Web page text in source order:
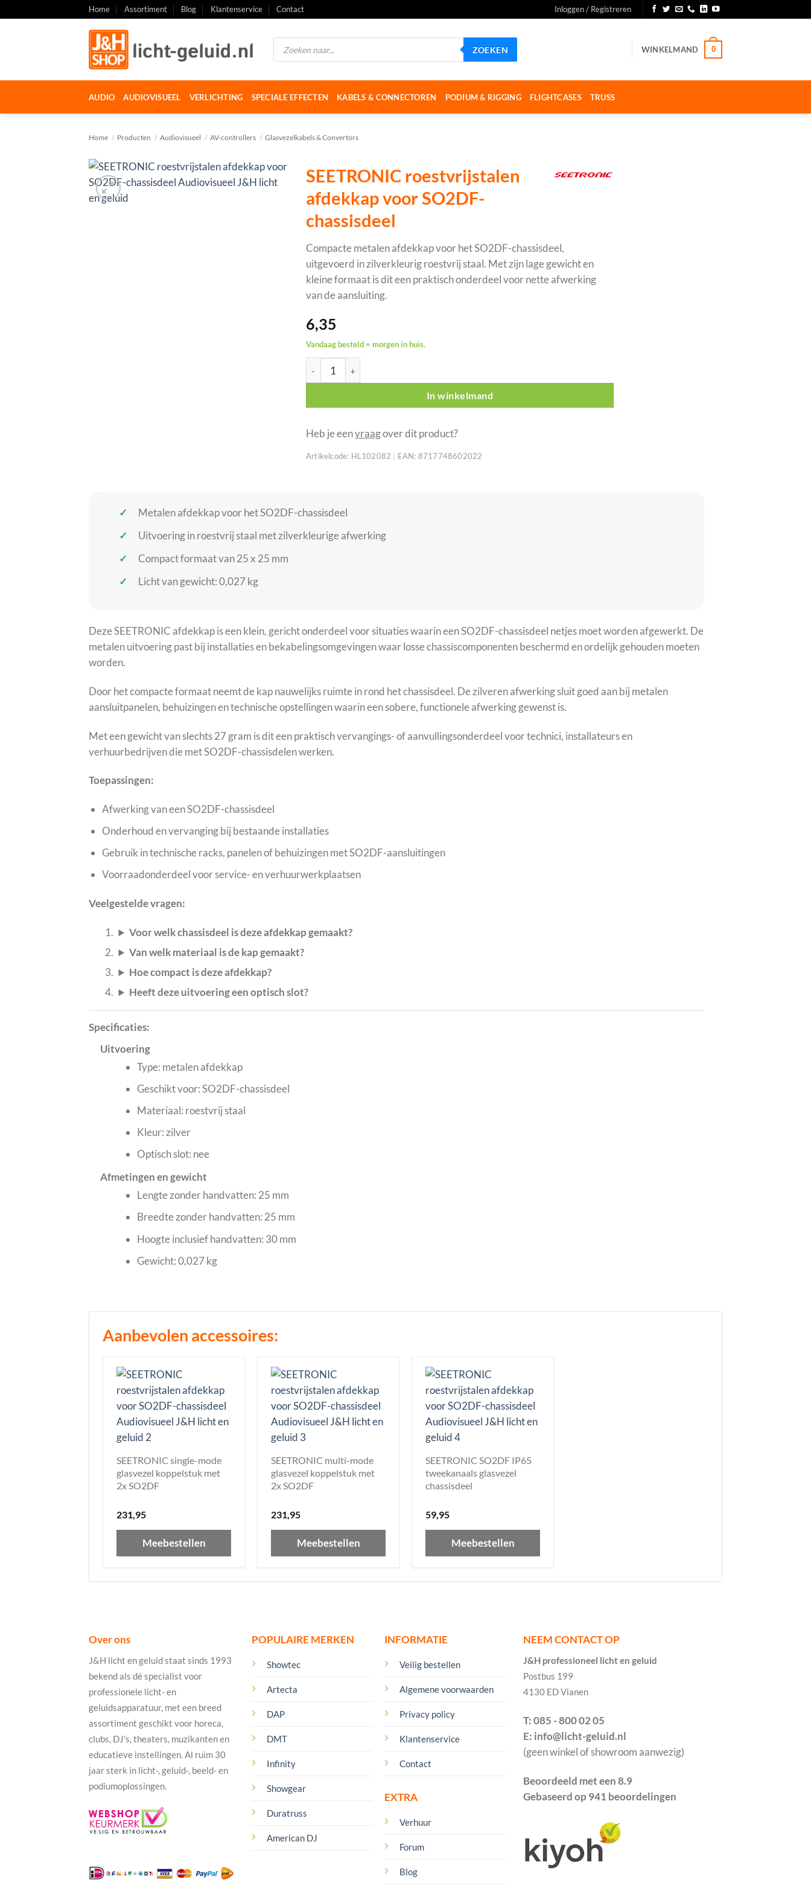
naar
Home Assortiment Blog Klantenservice Contact Inloggen / Registreren
Producten
zoeken
ZOEKEN WINKELMAND 0
AUDIO AUDIOVISUEEL VERLICHTING SPECIALE EFFECTEN KABELS & CONNECTOREN PODIUM & RIGGING FLIGHTCASES TRUSS
Home / Producten / Audiovisueel / AV-controllers / Glasvezelkabels & Convertors
SEETRONIC roestvrijstalen
afdekkap voor SO2DF-
chassisdeel
Compacte metalen afdekkap voor het SO2DF-chassisdeel,
uitgevoerd in zilverkleurig roestvrij staal. Met zijn lage gewicht en
kleine formaat is dit een praktisch onderdeel voor nette afwerking
van de aansluiting.
6,35
Vandaag besteld = morgen in huis.
SEETRONIC roestvrijstalen afdekkap voor SO2DF-chassisdeel aantal
In winkelmand
Heb je eenvraagover dit product?
Artikelcode: HL102082 EAN: 8717748602022
Metalen afdekkap voor het SO2DF-chassisdeel
Uitvoering in roestvrij staal met zilverkleurige afwerking
Compact formaat van 25 x 25 mm
Licht van gewicht: 0,027 kg
Deze SEETRONIC afdekkap is een klein, gericht onderdeel voor situaties waarin een SO2DF-chassisdeel netjes moet worden afgewerkt. De
metalen uitvoering past bij installaties en bekabelingsomgevingen waar losse chassiscomponenten beschermd en ordelijk gehouden moeten
worden.
Door het compacte formaat neemt de kap nauwelijks ruimte in rond het chassisdeel. De zilveren afwerking sluit goed aan bij metalen
aansluitpanelen, behuizingen en technische opstellingen waarin een sobere, functionele afwerking gewenst is.
Met een gewicht van slechts 27 gram is dit een praktisch vervangings- of aanvullingsonderdeel voor technici, installateurs en
verhuurbedrijven die met SO2DF-chassisdelen werken.
Toepassingen:
Afwerking van een SO2DF-chassisdeel
Onderhoud en vervanging bij bestaande installaties
Gebruik in technische racks, panelen of behuizingen met SO2DF-aansluitingen
Voorraadonderdeel voor service- en verhuurwerkplaatsen
Veelgestelde vragen:
Voor welk chassisdeel is deze afdekkap gemaakt?
Van welk materiaal is de kap gemaakt?
Hoe compact is deze afdekkap?
Heeft deze uitvoering een optisch slot?
Specificaties:
Uitvoering
Type: metalen afdekkap
Geschikt voor: SO2DF-chassisdeel
Materiaal: roestvrij staal
Kleur: zilver
Optisch slot: nee
Afmetingen en gewicht
Lengte zonder handvatten: 25 mm
Breedte zonder handvatten: 25 mm
Hoogte inclusief handvatten: 30 mm
Gewicht: 0,027 kg
Aanbevolen accessoires:
SEETRONIC single-mode
glasvezel koppelstuk met
2x SO2DF
231,95
Meebestellen
SEETRONIC multi-mode
glasvezel koppelstuk met
2x SO2DF
231,95
Meebestellen
SEETRONIC SO2DF IP65
tweekanaals glasvezel
chassisdeel
59,95
Meebestellen
Over ons
J&H licht en geluid staat sinds 1993
bekend als dé specialist voor
professionele licht- en
geluidsapparatuur, met een breed
assortiment geschikt voor horeca,
clubs, DJ's, theaters, muzikanten en
educatieve instellingen. Al ruim 30
jaar sterk in licht-, geluid-, beeld- en
podiumoplossingen.
POPULAIRE MERKEN
Showtec
Artecta
DAP
DMT
Infinity
Showgear
Duratruss
American DJ
INFORMATIE
Veilig bestellen
Algemene voorwaarden
Privacy policy
Klantenservice
Contact
EXTRA
Verhuur
Forum
Blog
NEEM CONTACT OP
J&H professioneel licht en geluid
Postbus 199
4130 ED Vianen
T: 085 - 800 02 05
E: info@licht-geluid.nl
(geen winkel of showroom aanwezig)
Beoordeeld met een 8.9
Gebaseerd op 941 beoordelingen